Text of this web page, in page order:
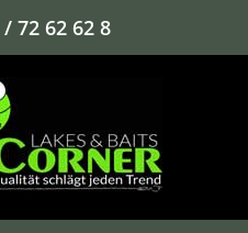
72 62 62 8